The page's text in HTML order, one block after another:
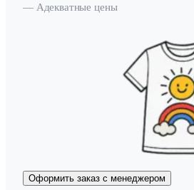
— Адекватные цены
Оформить заказ с менеджером